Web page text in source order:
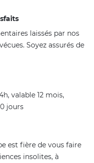
laissés par nos
Soyez assurés de
valable 12 mois,
jours
est fière de vous faire
insolites, à